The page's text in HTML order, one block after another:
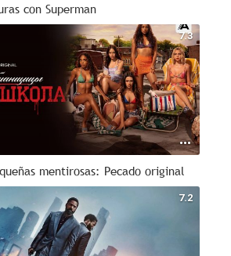
con Superman
7.3
mentirosas: Pecado original
7.2